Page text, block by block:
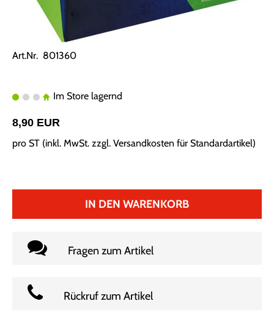
Art.Nr. 801360
Im Store lagernd
8,90 EUR
pro ST (inkl. MwSt. zzgl. Versandkosten für Standardartikel)
IN DEN WARENKORB
Fragen zum Artikel
Rückruf zum Artikel